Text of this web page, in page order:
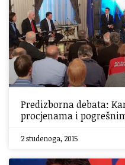
Predizborna debata:
procjenama i
2 studenoga, 2015